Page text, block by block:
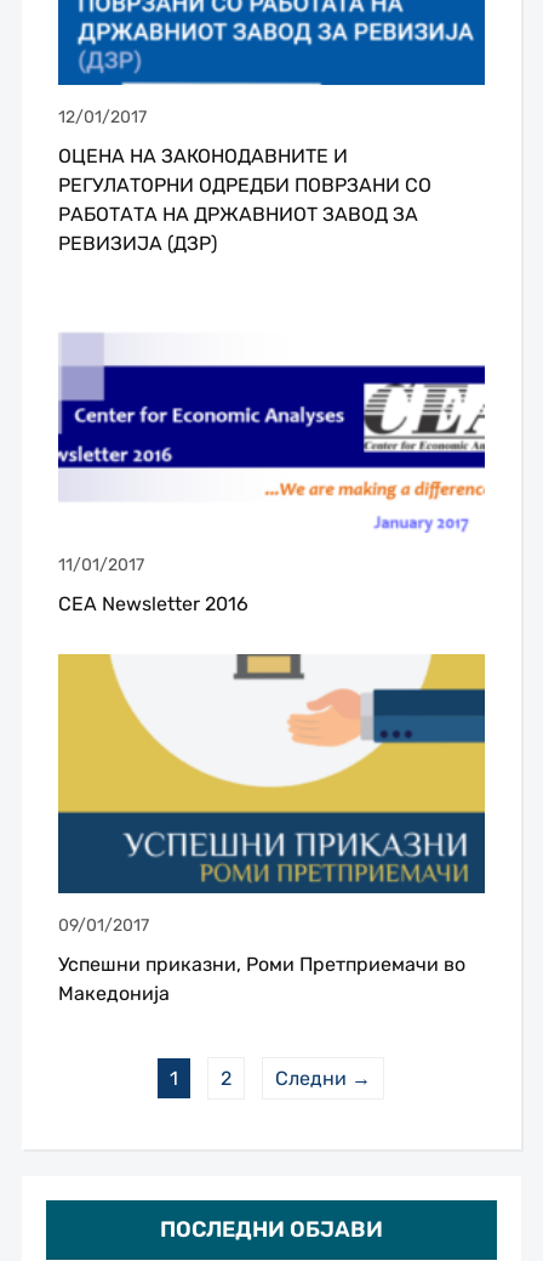
ПОСЛЕДНИ ОБЈАВИ
12/01/2017
ОЦЕНА НА ЗАКОНОДАВНИТЕ И
РЕГУЛАТОРНИ ОДРЕДБИ ПОВРЗАНИ СО
РАБОТАТА НА ДРЖАВНИОТ ЗАВОД ЗА
РЕВИЗИЈА (ДЗР)
11/01/2017
CEA Newsletter 2016
09/01/2017
Успешни приказни, Роми Претприемачи во
Македонија
1 2 Следни →